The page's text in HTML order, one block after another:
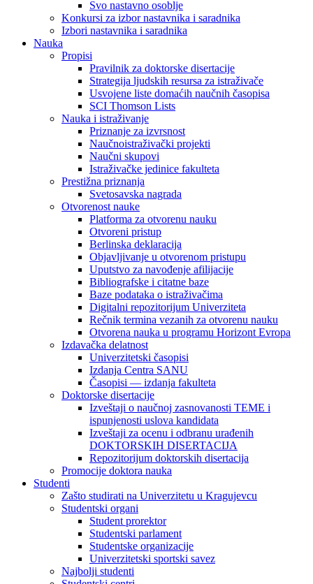
Svo nastavno osoblje
Konkursi za izbor nastavnika i saradnika
Izbori nastavnika i saradnika
Nauka
Propisi
Pravilnik za doktorske disertacije
Strategija ljudskih resursa za istraživače
Usvojene liste domaćih naučnih časopisa
SCI Thomson Lists
Nauka i istraživanje
Priznanje za izvrsnost
Naučnoistraživački projekti
Naučni skupovi
Istraživačke jedinice fakulteta
Prestižna priznanja
Svetosavska nagrada
Otvorenost nauke
Platforma za otvorenu nauku
Otvoreni pristup
Berlinska deklaracija
Objavljivanje u otvorenom pristupu
Uputstvo za navođenje afilijacije
Bibliografske i citatne baze
Baze podataka o istraživačima
Digitalni repozitorijum Univerziteta
Rečnik termina vezanih za otvorenu nauku
Otvorena nauka u programu Horizont Evropa
Izdavačka delatnost
Univerzitetski časopisi
Izdanja Centra SANU
Časopisi — izdanja fakulteta
Doktorske disertacije
Izveštaji o naučnoj zasnovanosti TEME i
ispunjenosti uslova kandidata
Izveštaji za ocenu i odbranu urađenih
DOKTORSKIH DISERTACIJA
Repozitorijum doktorskih disertacija
Promocije doktora nauka
Studenti
Zašto studirati na Univerzitetu u Kragujevcu
Studentski organi
Student prorektor
Studentski parlament
Studentske organizacije
Univerzitetski sportski savez
Najbolji studenti